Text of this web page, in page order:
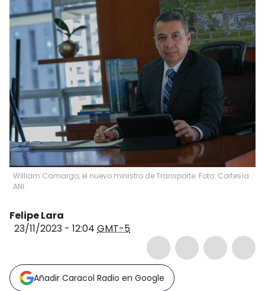
William Camargo, el nuevo ministro de Transporte. Foto: Cortesía
ANI.
Felipe Lara
23/11/2023 - 12:04 GMT-5
Añadir Caracol Radio en Google